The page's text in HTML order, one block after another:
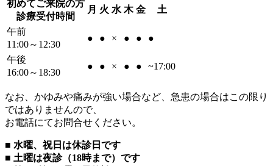
初めてご来院の方
診療受付時間
月 火 水 木 金 土
午前
11:00～12:30
● ● × ● ● ●
午後
16:00～18:30
● ● × ● ● ~17:00
なお、かゆみや痛みが強い場合など、急患の場合はこの限り
ではありませんので、
お電話にてお問合せください。
■ 水曜、祝日は休診日です
■ 土曜は夜診（18時まで）です